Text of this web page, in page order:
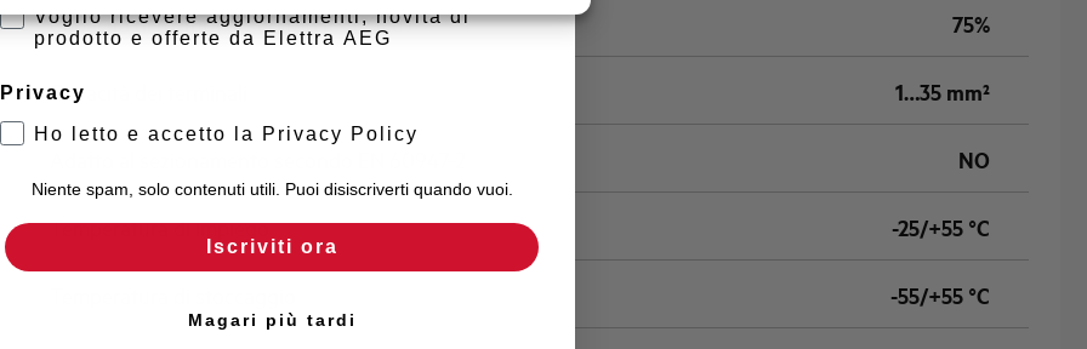
Capacità di rottura di servizio Ics (%Icu) 75%
Capacità dei terminali 1…35 mm²
NO
Temperatura di impiego -25/+55 °C
-55/+55 °C
Voglio ricevere aggiornamenti, novità di
prodotto e offerte da Elettra AEG
Privacy
Ho letto e accetto la Privacy Policy
Niente spam, solo contenuti utili. Puoi disiscriverti quando vuoi.
Iscriviti ora
Magari più tardi